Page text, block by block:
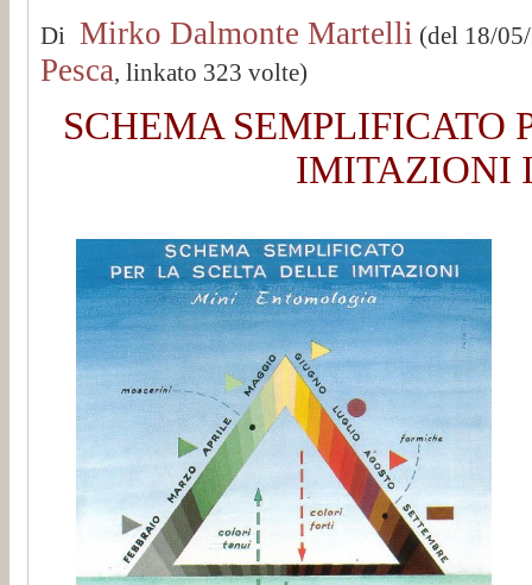
Di Mirko Dalmonte Martelli (del 18/
Pesca, linkato 323 volte)
SCHEMA SEMPLIFICATO
IMITAZIONI